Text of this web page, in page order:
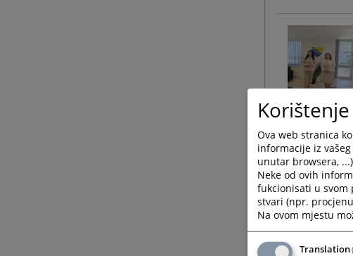
Ova web stranica
informacije iz
unutar browsera,
Neke od ovih
fukcionisati u svom
stvari (npr.
Na ovom mjestu
Translation